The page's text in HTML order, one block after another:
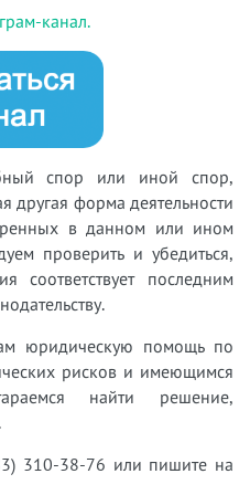
канал.
спор или иной спор,
другая форма деятельности
в данном или ином
проверить и убедиться,
соответствует последним
юридическую помощь по
рисков и имеющимся
найти решение,
310-38-76 или пишите на